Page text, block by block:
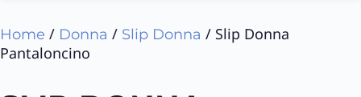
Home / Donna / Slip Donna / Slip Donna
Pantaloncino